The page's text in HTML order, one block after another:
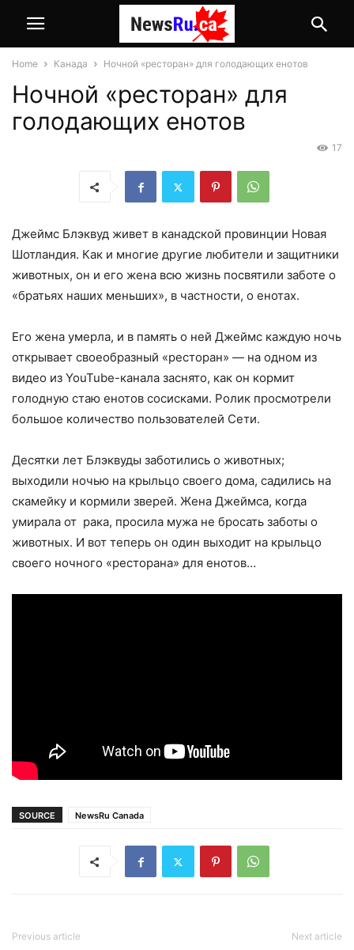
Home Канада Ночной «ресторан» для голодающих енотов
Ночной «ресторан» для
голодающих енотов
17
Джеймс Блэквуд живет в канадской провинции Новая
Шотландия. Как и многие другие любители и защитники
животных, он и его жена всю жизнь посвятили заботе о
«братьях наших меньших», в частности, о енотах.
Его жена умерла, и в память о ней Джеймс каждую ночь
открывает своеобразный «ресторан» — на одном из
видео из YouTube-канала заснято, как он кормит
голодную стаю енотов сосисками. Ролик просмотрели
большое количество пользователей Сети.
Десятки лет Блэквуды заботились о животных;
выходили ночью на крыльцо своего дома, садились на
скамейку и кормили зверей. Жена Джеймса, когда
умирала от рака, просила мужа не бросать заботы о
животных. И вот теперь он один выходит на крыльцо
своего ночного «ресторана» для енотов…
SOURCE NewsRu Canada
Previous article Next article